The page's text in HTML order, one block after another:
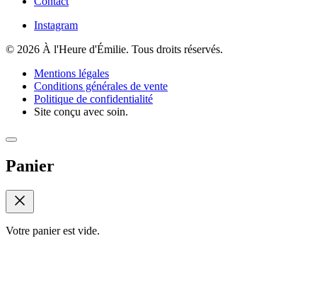
Instagram
© 2026 À l'Heure d'Émilie. Tous droits réservés.
Mentions légales
Conditions générales de vente
Politique de confidentialité
Site conçu avec soin.
Panier
Votre panier est vide.